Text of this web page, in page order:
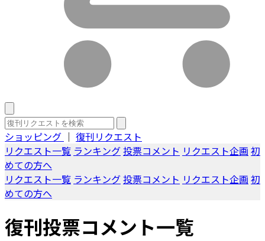
ショッピング ｜ 復刊リクエスト
リクエスト一覧 ランキング投票コメント リクエスト企画 初
めての方へ
リクエスト一覧 ランキング投票コメント リクエスト企画 初
めての方へ
復刊投票コメント一覧